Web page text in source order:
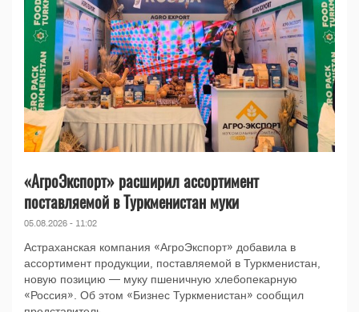
«АгроЭкспорт» расширил ассортимент
поставляемой в Туркменистан муки
05.08.2026 - 11:02
Астраханская компания «АгроЭкспорт» добавила в
ассортимент продукции, поставляемой в Туркменистан,
новую позицию — муку пшеничную хлебопекарную
«Россия». Об этом «Бизнес Туркменистан» сообщил